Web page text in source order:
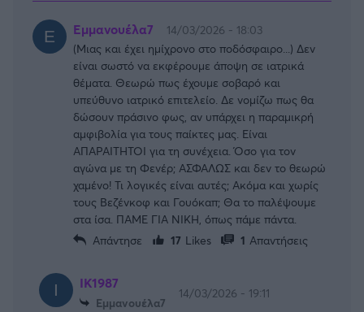
Εμμανουέλα7
14/03/2026 - 18:03
(Μιας και έχει ημίχρονο στο ποδόσφαιρο...) Δεν
είναι σωστό να εκφέρουμε άποψη σε ιατρικά
θέματα. Θεωρώ πως έχουμε σοβαρό και
υπεύθυνο ιατρικό επιτελείο. Δε νομίζω πως θα
δώσουν πράσινο φως, αν υπάρχει η παραμικρή
αμφιβολία για τους παίκτες μας. Είναι
ΑΠΑΡΑΙΤΗΤΟΙ για τη συνέχεια. Όσο για τον
αγώνα με τη Φενέρ; ΑΣΦΑΛΩΣ και δεν το θεωρώ
χαμένο! Τι λογικές είναι αυτές; Ακόμα και χωρίς
τους Βεζένκοφ και Γουόκαπ; Θα το παλέψουμε
στα ίσα. ΠΑΜΕ ΓΙΑ ΝΙΚΗ, όπως πάμε πάντα.
Απάντησε
17 Likes 1 Απαντήσεις
ΙΚ1987
Εμμανουέλα7
14/03/2026 - 19:11